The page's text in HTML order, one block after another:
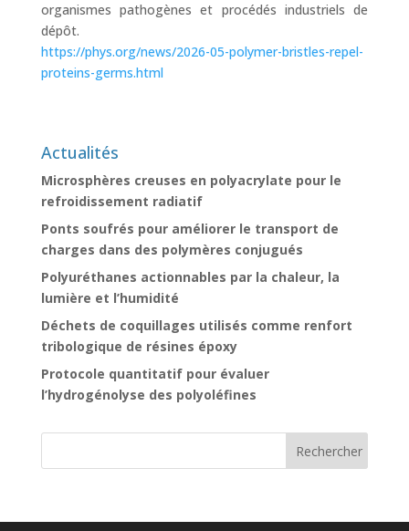
organismes pathogènes et procédés industriels de
dépôt.
https://phys.org/news/2026-05-polymer-bristles-repel-
proteins-germs.html
Actualités
Microsphères creuses en polyacrylate pour le
refroidissement radiatif
Ponts soufrés pour améliorer le transport de
charges dans des polymères conjugués
Polyuréthanes actionnables par la chaleur, la
lumière et l’humidité
Déchets de coquillages utilisés comme renfort
tribologique de résines époxy
Protocole quantitatif pour évaluer
l’hydrogénolyse des polyoléfines